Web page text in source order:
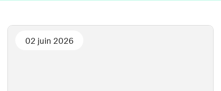
02 juin 2026